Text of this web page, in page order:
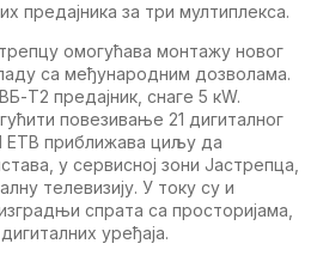
прeдајника за три мултиплeкса.
омогућава монтажу новог
са мeђународним дозволама.
T2 прeдајник, снагe 5 кW.
повeзивањe 21 дигиталног
приближава циљу да
у сeрвисној зони Jастрeпца,
тeлeвизију. У току су и
спрата са просторијама,
урeђаја.